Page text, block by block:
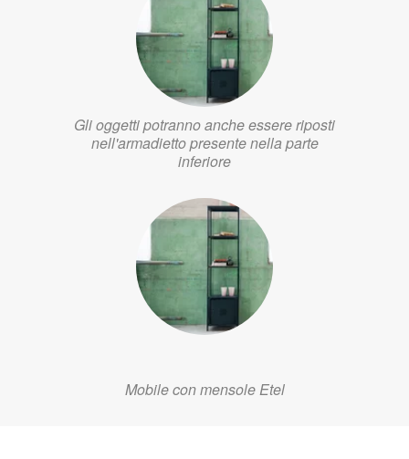
Gli oggetti potranno anche essere riposti
nell'armadietto presente nella parte
inferiore
Mobile con mensole Etel